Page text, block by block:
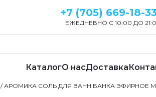
+7 (705) 669-18-
ЕЖЕДНЕВНО С 10:00 ДО
КаталогО насДоставка
/ АРОМИКА СОЛЬ ДЛЯ ВАНН БАНКА ЭФИРНОЕ